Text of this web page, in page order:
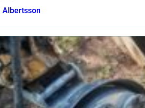
Albertsson